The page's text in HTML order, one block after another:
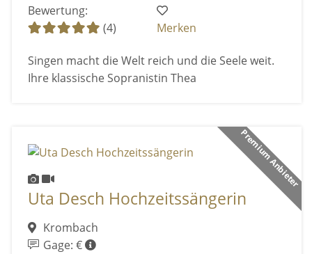
Bewertung:
(4)
Merken
Singen macht die Welt reich und die Seele weit.
Ihre klassische Sopranistin Thea
Premium Anbieter
Uta Desch Hochzeitssängerin
Krombach
Gage: €